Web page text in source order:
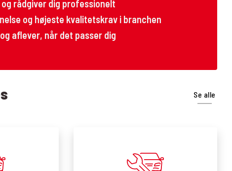
rådgiver dig professionelt
og højeste kvalitetskrav i branchen
aflever, når det passer dig
Se alle